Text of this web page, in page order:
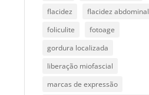
flacidez
flacidez abdominal
foliculite
fotoage
gordura localizada
liberação miofascial
marcas de expressão